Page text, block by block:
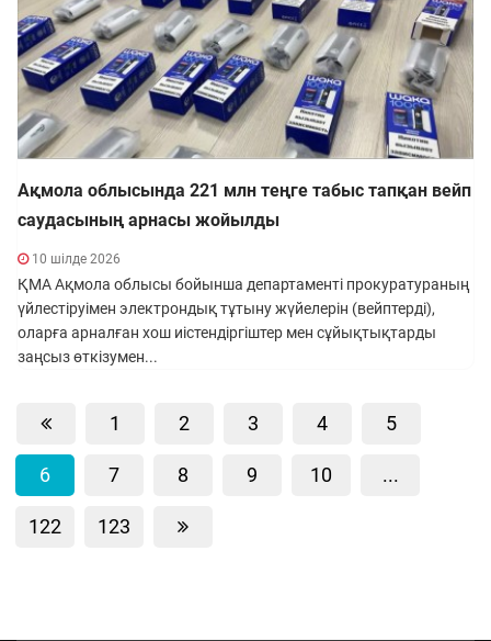
Ақмола облысында 221 млн теңге табыс тапқан вейп
саудасының арнасы жойылды
10 шілде 2026
ҚМА Ақмола облысы бойынша департаменті прокуратураның
үйлестіруімен электрондық тұтыну жүйелерін (вейптерді),
оларға арналған хош иістендіргіштер мен сұйықтықтарды
заңсыз өткізумен...
1 2 3 4 5
6 7 8 9 10 ...
122 123